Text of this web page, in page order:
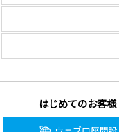
はじめてのお客様